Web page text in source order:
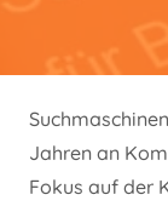
Jahren an
Fokus auf der